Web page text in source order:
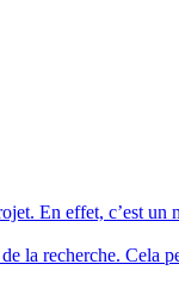
En effet, c’est
la recherche. Cela